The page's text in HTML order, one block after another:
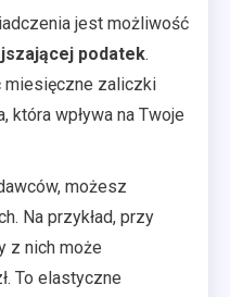
jest możliwość
podatek.
miesięczne zaliczki
która wpływa na Twoje
możesz
Na przykład, przy
z nich może
To elastyczne